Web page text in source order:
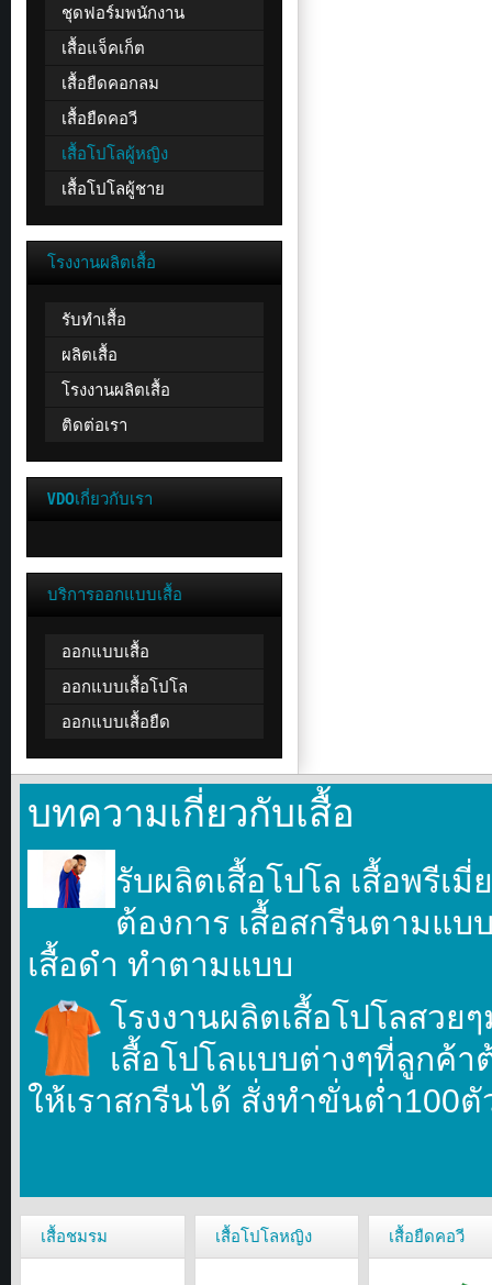
ชุดฟอร์มพนักงาน
เสื้อแจ็คเก็ต
เสื้อยืดคอกลม
เสื้อยืดคอวี
เสื้อโปโลผู้หญิง
เสื้อโปโลผู้ชาย
โรงงานผลิตเสื้อ
รับทำเสื้อ
ผลิตเสื้อ
โรงงานผลิตเสื้อ
ติดต่อเรา
VDOเกี่ยวกับเรา
บริการออกแบบเสื้อ
ออกแบบเสื้อ
ออกแบบเสื้อโปโล
ออกแบบเสื้อยืด
บทความเกี่ยวกับเสื้อ
รับผลิตเสื้อโปโล เสื้อพรีเ
ต้องการ เสื้อสกรีนตามแบ
เสื้อดำ ทำตามแบบ
โรงงานผลิตเสื้อโปโลสวย
เสื้อโปโลแบบต่างๆที่ลูกค้
ให้เราสกรีนได้ สั่งทำขั่นตํ่า100
เสื้อชมรม เสื้อโปโลหญิง เสื้อยืดคอวี